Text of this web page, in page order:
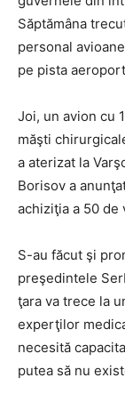
Săptămâna
personal
pe pista
Joi, un avion cu
măşti
a aterizat la
Borisov a
achiziţia a 50 de
S-au făcut şi
preşedintele
ţara va trece la
experţilor
necesită
putea să nu